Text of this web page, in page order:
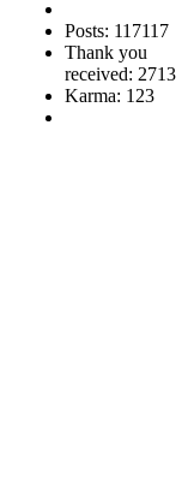
Posts: 117117
Thank you
received: 2713
Karma: 123